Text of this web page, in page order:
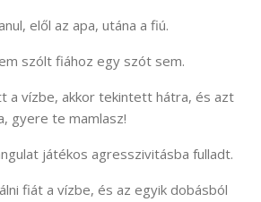
elől az apa, utána a fiú.
szólt fiához egy szót sem.
a vízbe, akkor tekintett hátra, és azt
gyere te mamlasz!
játékos agresszivitásba fulladt.
fiát a vízbe, és az egyik dobásból